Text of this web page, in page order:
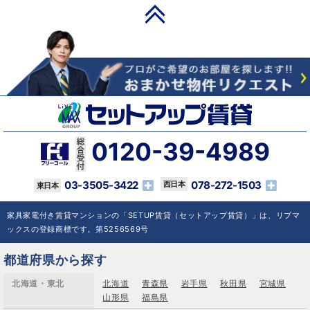
0120-39-4989
03-3505-3422 078-272-1503
家具家電付き賃貸マンションの「SETUP賃貸（セットアップ賃貸）」は、リブマ
ックスの登録商標です。第5256569号
都道府県から探す
北海道・東北 北海道 青森県 岩手県 秋田県
宮城県
山形県
福島県